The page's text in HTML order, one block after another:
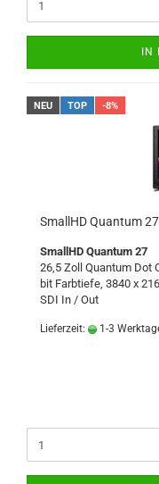
NEU TOP -8%
SmallHD Quantum
SmallHD Quantum 27
26,5 Zoll Quantum Dot
bit Farbtiefe, 3840 x
SDI In / Out
Lieferzeit: 1-3